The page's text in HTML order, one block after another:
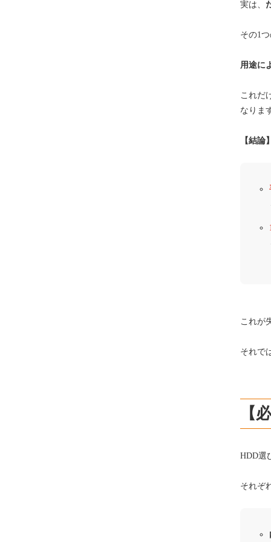
実は、
その1
用途に
これだ
なりま
【結論
これが
それで
【
HDD選
それぞ